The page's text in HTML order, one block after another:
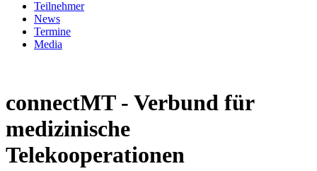
Teilnehmer
News
Termine
Media
connectMT - Verbund für
medizinische
Telekooperationen